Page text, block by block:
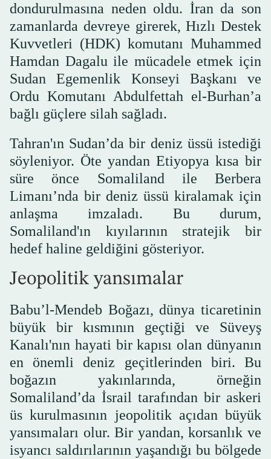
dondurulmasına neden oldu. İran da son
zamanlarda devreye girerek, Hızlı Destek
Kuvvetleri (HDK) komutanı Muhammed
Hamdan Dagalu ile mücadele etmek için
Sudan Egemenlik Konseyi Başkanı ve
Ordu Komutanı Abdulfettah el-Burhan’a
bağlı güçlere silah sağladı.
Tahran'ın Sudan’da bir deniz üssü istediği
söyleniyor. Öte yandan Etiyopya kısa bir
süre önce Somaliland ile Berbera
Limanı’nda bir deniz üssü kiralamak için
anlaşma imzaladı. Bu durum,
Somaliland'ın kıyılarının stratejik bir
hedef haline geldiğini gösteriyor.
Jeopolitik yansımalar
Babu’l-Mendeb Boğazı, dünya ticaretinin
büyük bir kısmının geçtiği ve Süveyş
Kanalı'nın hayati bir kapısı olan dünyanın
en önemli deniz geçitlerinden biri. Bu
boğazın yakınlarında, örneğin
Somaliland’da İsrail tarafından bir askeri
üs kurulmasının jeopolitik açıdan büyük
yansımaları olur. Bir yandan, korsanlık ve
isyancı saldırılarının yaşandığı bu bölgede